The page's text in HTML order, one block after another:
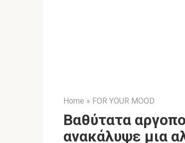
Home » FOR YOUR MOOD
Βαθύτατα
ανακάλυψε μια